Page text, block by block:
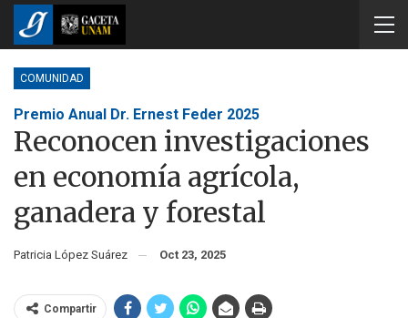
COMUNIDAD
Premio Anual Dr. Ernest Feder 2025
Reconocen investigaciones
en economía agrícola,
ganadera y forestal
Patricia López Suárez Oct 23, 2025
Compartir